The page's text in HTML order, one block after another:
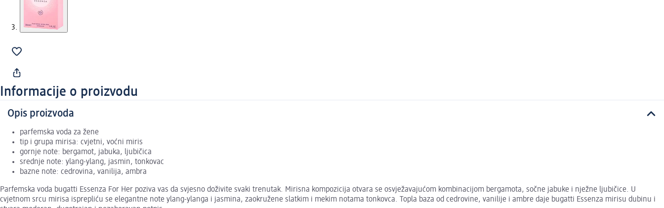
Informacije o proizvodu
Opis proizvoda
parfemska voda za žene
tip i grupa mirisa: cvjetni, voćni miris
gornje note: bergamot, jabuka, ljubičica
srednje note: ylang-ylang, jasmin, tonkovac
bazne note: cedrovina, vanilija, ambra
Parfemska voda bugatti Essenza For Her poziva vas da svjesno doživite svaki trenutak. Mirisna kompozicija otvara se osvježavajućom kombinacijom bergamota, sočne jabuke i nježne ljubičice. U
cvjetnom srcu mirisa isprepliću se elegantne note ylang-ylanga i jasmina, zaokružene slatkim i mekim notama tonkovca. Topla baza od cedrovine, vanilije i ambre daje bugatti Essenza mirisu dubinu i